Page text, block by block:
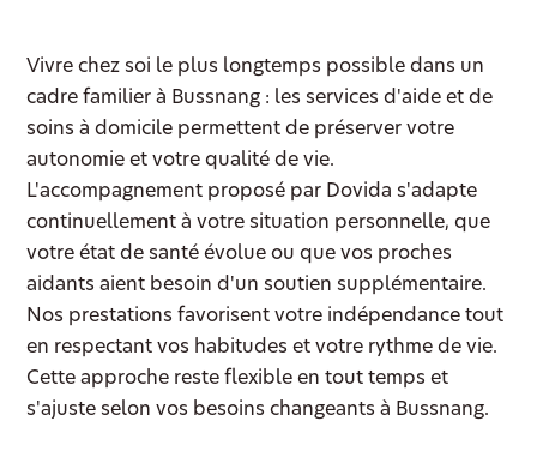
Vivre chez soi le plus longtemps possible dans un
cadre familier à Bussnang : les services d'aide et de
soins à domicile permettent de préserver votre
autonomie et votre qualité de vie.
L'accompagnement proposé par Dovida s'adapte
continuellement à votre situation personnelle, que
votre état de santé évolue ou que vos proches
aidants aient besoin d'un soutien supplémentaire.
Nos prestations favorisent votre indépendance tout
en respectant vos habitudes et votre rythme de vie.
Cette approche reste flexible en tout temps et
s'ajuste selon vos besoins changeants à Bussnang.